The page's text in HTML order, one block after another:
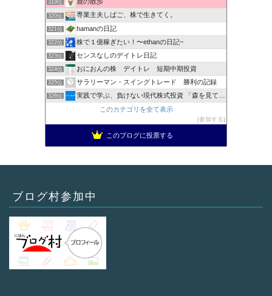
319位
320位 専業主夫しばご、株で生きてく。
321位 hamanの日記
322位 株で１億稼ぎたい！〜ethanの日記~
323位 センスなしのデイトレ日記
324位 おにおんの株 デイトレ 短期中期投資
325位 サラリーマン・スイングトレード 勝利の記録
326位
実践で学ぶ、負けない現代株式投資 「森を見て、木を見る」
このカテゴリを全て表示
参加する
このブログに投票する
ブログ村参加中